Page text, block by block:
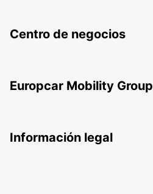
Centro de negocios
Europcar Mobility Group
Información legal